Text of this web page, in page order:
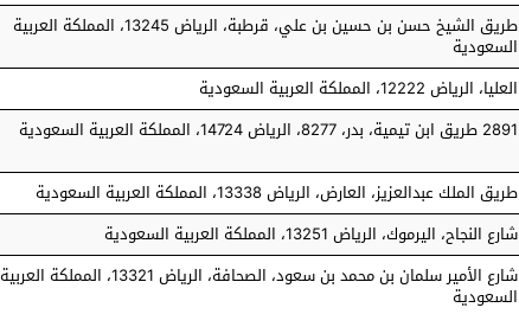
طريق الشيخ حسن بن حسين بن علي، قرطبة، الرياض 13245، المملكة العربية
السعودية
العليا، الرياض 12222، المملكة العربية السعودية
2891 طريق ابن تيمية، بدر، 8277، الرياض 14724، المملكة العربية السعودية
طريق الملك عبدالعزيز، العارض، الرياض 13338، المملكة العربية السعودية
شارع النجاح، اليرموك، الرياض 13251، المملكة العربية السعودية
شارع الأمير سلمان بن محمد بن سعود، الصحافة، الرياض 13321، المملكة العربية
السعودية